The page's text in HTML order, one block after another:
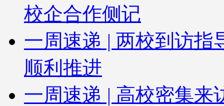
校企合作侧记
一周速递 | 两校到访指
顺利推进
一周速递 | 高校密集来